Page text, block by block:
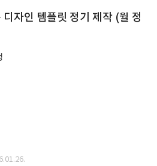
자인 템플릿 정기 제작 (월 정